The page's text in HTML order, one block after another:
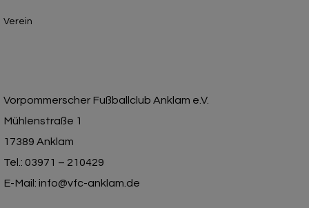
Verein
Vorpommerscher Fußballclub Anklam e.V.
Mühlenstraße 1
17389 Anklam
Tel.: 03971 – 210429
E-Mail: info@vfc-anklam.de